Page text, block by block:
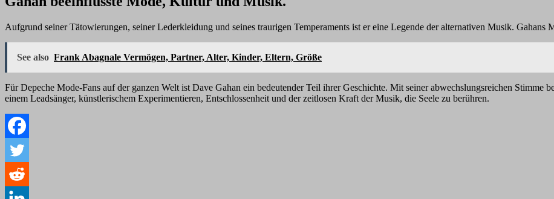
Aufgrund seiner Tätowierungen, seiner Lederkleidung und seines traurigen Temperaments ist er eine Legende der alternativen Musik. Gahans
See also Frank Abagnale Vermögen, Partner, Alter, Kinder, Eltern, Größe
Für Depeche Mode-Fans auf der ganzen Welt ist Dave Gahan ein bedeutender Teil ihrer Geschichte. Mit seiner abwechslungsreichen Stimme
einem Leadsänger, künstlerischem Experimentieren, Entschlossenheit und der zeitlosen Kraft der Musik, die Seele zu berühren.